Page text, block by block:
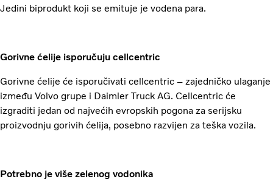
Jedini biprodukt koji se emituje je vodena para.
Gorivne ćelije isporučuju cellcentric
Gorivne ćelije će isporučivati ​​cellcentric – zajedničko ulaganje
između Volvo grupe i Daimler Truck AG. Cellcentric će
izgraditi jedan od najvećih evropskih pogona za serijsku
proizvodnju gorivih ćelija, posebno razvijen za teška vozila.
Potrebno je više zelenog vodonika